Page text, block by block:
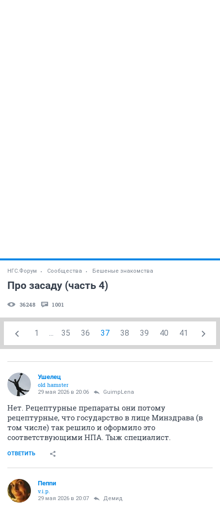
НГС.Форум Сообщества Бешеные знакомства
Про засаду (часть 4)
36248 1001
1 ... 35 36 37 38 39 40 41
Ушелец
old hamster
29 мая 2026 в 20:06 GuimpLena
Нет. Рецептурные препараты они потому
рецептурные, что государство в лице Минздрава (в
том числе) так решило и оформило это
соответствующими НПА. Тыж специалист.
ОТВЕТИТЬ
Пепnи
v.i.p.
29 мая 2026 в 20:07 Демид